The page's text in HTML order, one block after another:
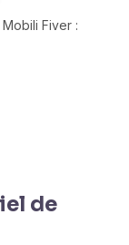
Fiver :
de